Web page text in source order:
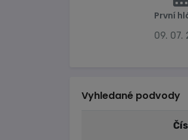
První
09. 07.
Vyhledané podvody